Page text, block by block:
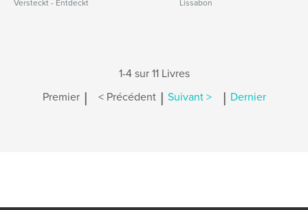
Versteckt - Entdeckt Lissabon
1-4 sur 11 Livres
Premier | < Précédent | Suivant > | Dernier